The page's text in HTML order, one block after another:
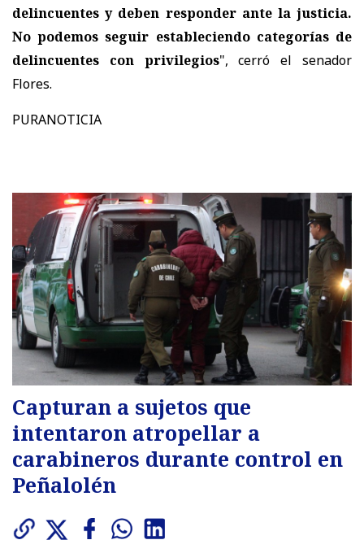
delincuentes y deben responder ante la justicia.
No podemos seguir estableciendo categorías de
delincuentes con privilegios", cerró el senador
Flores.
PURANOTICIA
Capturan a sujetos que
intentaron atropellar a
carabineros durante control en
Peñalolén